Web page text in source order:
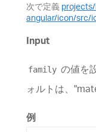
次で定義
angular/icon/src/
Input
family の値を
ォルトは、
例